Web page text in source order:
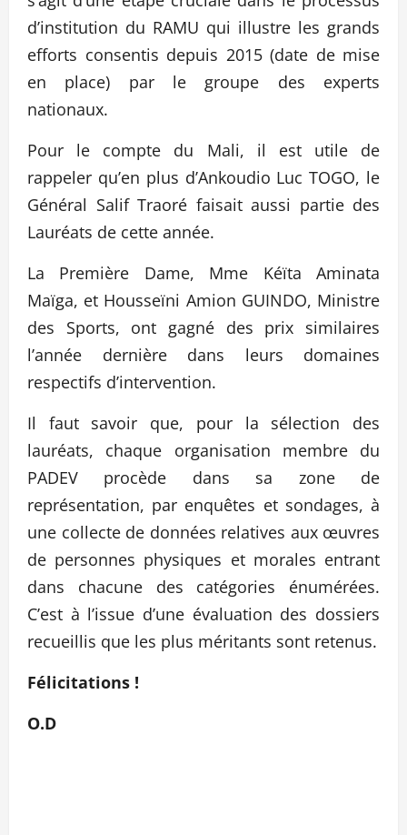
d’institution du RAMU qui illustre les grands
efforts consentis depuis 2015 (date de mise
en place) par le groupe des experts
nationaux.
Pour le compte du Mali, il est utile de
rappeler qu’en plus d’Ankoudio Luc TOGO, le
Général Salif Traoré faisait aussi partie des
Lauréats de cette année.
La Première Dame, Mme Kéïta Aminata
Maïga, et Housseïni Amion GUINDO, Ministre
des Sports, ont gagné des prix similaires
l’année dernière dans leurs domaines
respectifs d’intervention.
Il faut savoir que, pour la sélection des
lauréats, chaque organisation membre du
PADEV procède dans sa zone de
représentation, par enquêtes et sondages, à
une collecte de données relatives aux œuvres
de personnes physiques et morales entrant
dans chacune des catégories énumérées.
C’est à l’issue d’une évaluation des dossiers
recueillis que les plus méritants sont retenus.
Félicitations !
O.D